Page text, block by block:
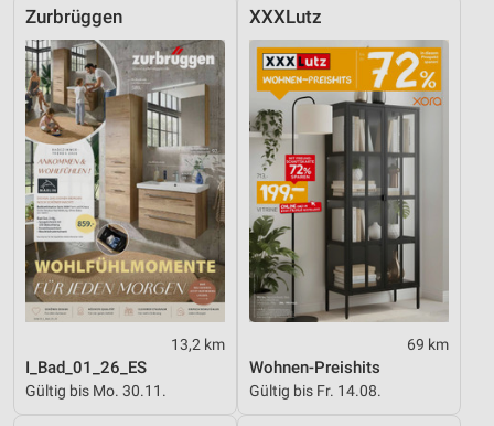
Zurbrüggen
13,2 km
I_Bad_01_26_ES
Gültig bis Mo. 30.11.
XXXLutz
69 km
Wohnen-Preishits
Gültig bis Fr. 14.08.